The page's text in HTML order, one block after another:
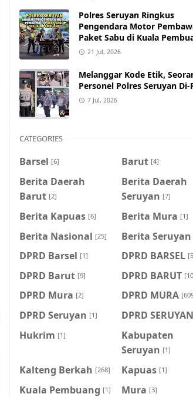
Polres Seruyan Ringkus
Pengendara Motor
Paket Sabu di Kuala
21 Jul, 2026
Melanggar Kode Etik,
Personel Polres Seruyan Di-
7 Jul, 2026
CATEGORIES
Barsel [6] Barut [4]
Berita Daerah
Barut [2]
Berita Daerah
Seruyan [7]
Berita Kapuas [6] Berita Mura [1]
Berita Nasional [25] Berita Seruyan
DPRD Barsel [1] DPRD BARSEL
DPRD Barut [9] DPRD BARUT
DPRD Mura [2] DPRD MURA
DPRD Seruyan [1] DPRD SERUYAN
Hukrim [1]
Kabupaten
Seruyan [1]
Kalteng Berkah [268] Kapuas [1]
Kuala Pembuang [1] Mura [3]